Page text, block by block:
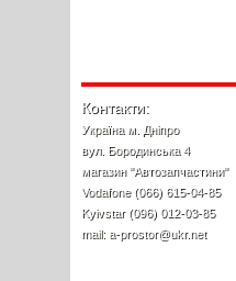
Контакти:
Україна м. Дніпро
вул. Бородинська 4
магазин "Автозапчастини"
Vodafone (066) 615-04-85
Kyivstar (096) 012-03-85
mail: a-prostor@ukr.net